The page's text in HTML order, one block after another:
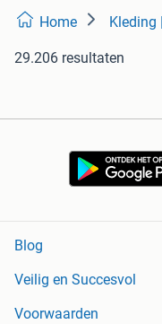
Home Kleding
29.206 resultaten
Blog
Veilig en Succesvol
Voorwaarden